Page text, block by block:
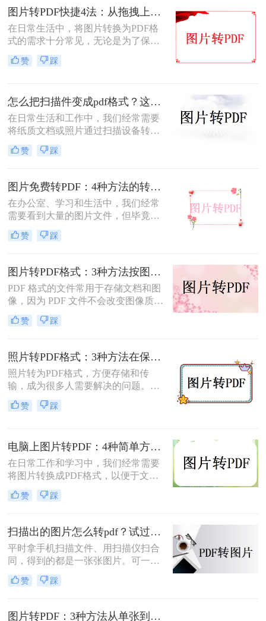
转换pdf呢？本文将介绍三种将JPG图
片转换为PDF的方法。
图片转PDF快捷4法：从拖拽上传到批量导出的操作流程！
在日常生活中，将图片转换为PDF格
式的需求十分常见，无论是为了保存
照片、制作电子相册，还是为了提交
报告和简历中的图片资料。那么图片
完成图片到PDF的转换。
赞 踩
怎么把扫描件变成pdf格式？这三种方法简单又实用！
在日常生活和工作中，我们经常需要
将纸质文档或照片通过扫描设备转化
为数字格式，并进一步将其保存为
PDF文件，以便于分享、存储和查
呢？本文将介绍三种将扫描件转换成
PDF格式的方法。
赞 踩
图片免费转PDF：4种方法的转换速度和画质损失对比！
在办公室、学习和生活中，我们经常
需要看到大量的图片文件，但毕竟，
一张一张地看照片相对麻烦，所以我
们通常会把照片变成PDF。事实上，
天，我将教你图片转为pdf怎么弄免费
的。
赞 踩
图片转PDF格式：3种方法按图片来源（手机/相机/截图）选！
PDF 格式的文件常用于存储文档和图
像，因为 PDF 文件不会改变图像质
量、版本或格式，而且可以在任何设
备之间轻松传输。如果你想将一些图
并成一个 PDF 文件，本文将介绍图片
如何转换为PDF格式。
赞 踩
照片转PDF格式：3种方法在保留EXIF信息和画质上的差异！
照片转为PDF格式，方便存储和传
输，成为很多人需要解决的问题。无
论是为了整理相册、备份照片，还是
为了表格化、合并分享，PDF格式都
简单而快速的方法，帮助您轻松实现
照片转PDF的操作。
赞 踩
电脑上图片转PDF：4种简单方法的操作步骤和DPI设置！
在日常工作和学习中，我们经常需要
将图片转换成PDF格式，以便于文件
的传输、存储和打印。那么电脑上怎
么图片转pdf呢？本文将介绍三种在电
您根据不同的需求选择最合适的方
法。
赞 踩
扫描出的图片怎么转pdf？试过好用的几个办法！
平时拿手机扫描文件、用扫描仪扫合
同，得到的都是一张张图片。可一旦
要发给别人、归档保存或者打印出
来，PDF格式明显更正式、也更方
行，转完PDF却模糊了；十几页的扫
赞 踩
图片转PDF：3种方法从单张到批量转换的操作差异！